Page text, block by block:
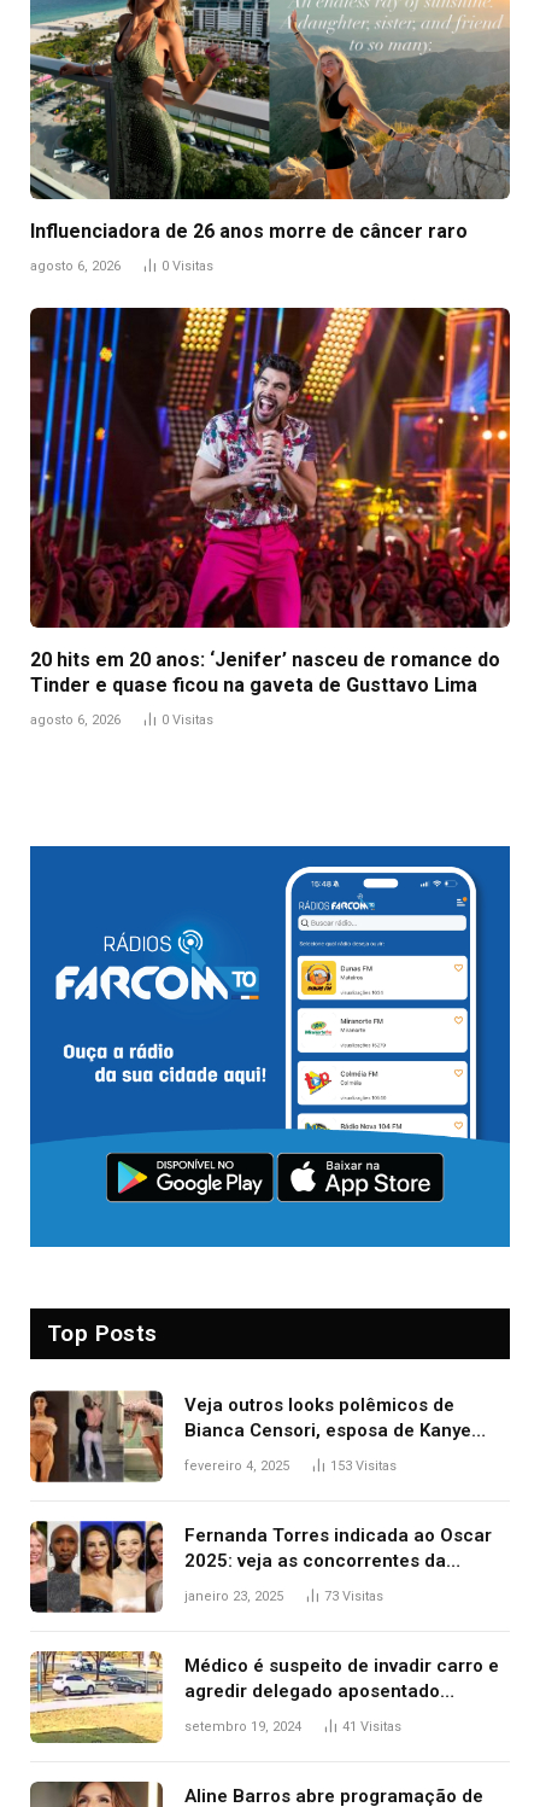
Influenciadora de 26 anos morre de câncer raro
agosto 6, 2026 0 Visitas
20 hits em 20 anos: ‘Jenifer’ nasceu de romance do
Tinder e quase ficou na gaveta de Gusttavo Lima
agosto 6, 2026 0 Visitas
Top Posts
Veja outros looks polêmicos de
Bianca Censori, esposa de Kanye
West que apareceu nua no Grammy
fevereiro 4, 2025 153 Visitas
Fernanda Torres indicada ao Oscar
2025: veja as concorrentes da
brasileira a melhor atriz
janeiro 23, 2025 73 Visitas
Médico é suspeito de invadir carro e
agredir delegado aposentado
durante confusão no trânsito
setembro 19, 2024 41 Visitas
Aline Barros abre programação de